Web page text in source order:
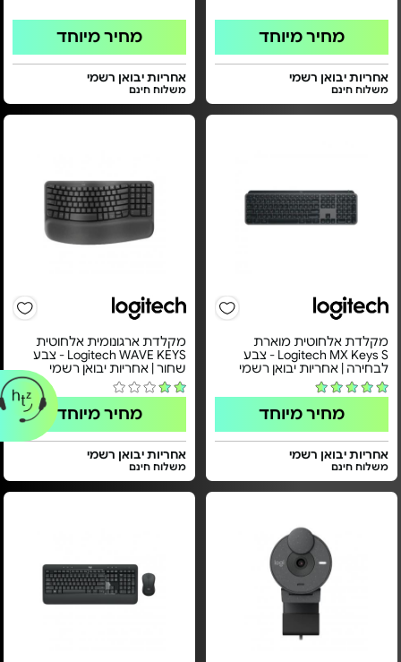
מחיר מיוחד
אחריות יבואן רשמי
משלוח חינם
מחיר מיוחד
אחריות יבואן רשמי
משלוח חינם
מקלדת אלחוטית מוארת
Logitech MX Keys S - צבע
לבחירה | אחריות יבואן רשמי
מחיר מיוחד
אחריות יבואן רשמי
משלוח חינם
מקלדת ארגונומית אלחוטית
Logitech WAVE KEYS - צבע
שחור | אחריות יבואן רשמי
מחיר מיוחד
אחריות יבואן רשמי
משלוח חינם